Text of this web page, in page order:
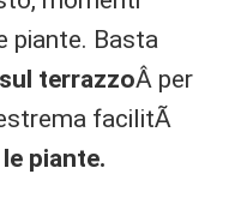
piante. Basta
terrazzoÂ per
facilitÃ
piante.